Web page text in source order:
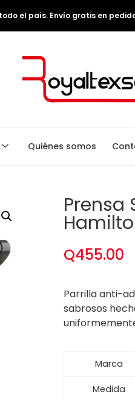
el país. Envío gratis en
Quiénes somos
Prensa
Q455.00
Parrilla anti-
sabrosos
Marca
Medida